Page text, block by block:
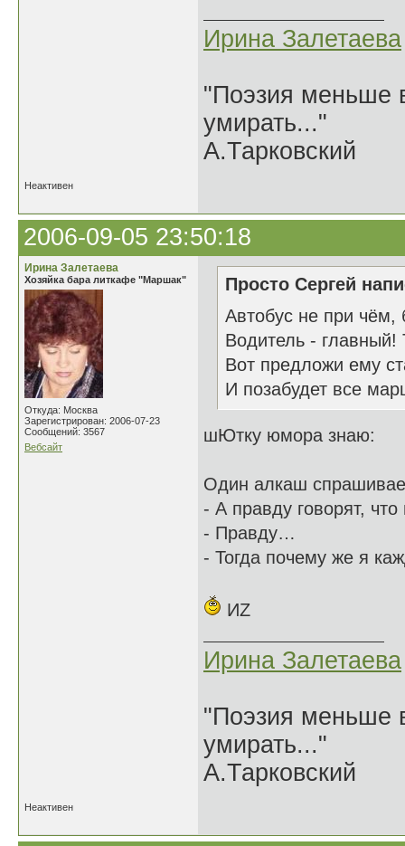
Ирина Залетаева
"Поэзия меньше
умирать..."
А.Тарковский
Неактивен
2006-09-05 23:50:18
Ирина Залетаева
Хозяйка бара литкафе "Маршак"
Откуда: Москва
Зарегистрирован: 2006-07-23
Сообщений: 3567
Вебсайт
Просто Сергей
Автобус не при чём,
Водитель - главный!
Вот предложи ему
И позабудет все
шЮтку юмора знаю:
Один алкаш
- А правду говорят,
- Правду…
- Тогда почему же я
ИZ
Ирина Залетаева
"Поэзия меньше
умирать..."
А.Тарковский
Неактивен